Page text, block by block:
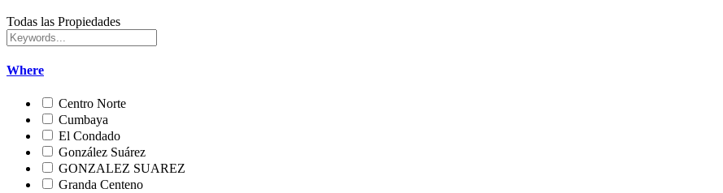
Todas las Propiedades
Where
Centro Norte
Cumbaya
El Condado
González Suárez
GONZALEZ SUAREZ
Granda Centeno